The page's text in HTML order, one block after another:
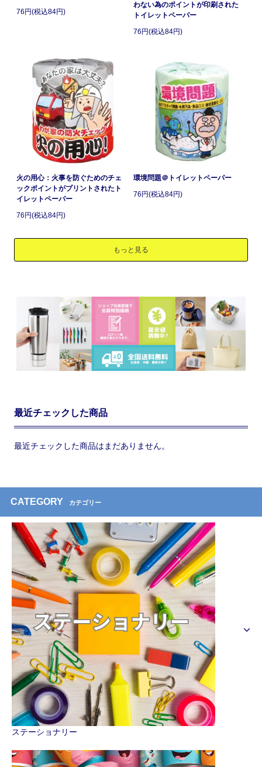
76円(税込84円)
わない為のポイントが印刷された
トイレットペーパー
76円(税込84円)
火の用心：火事を防ぐためのチェ
ックポイントがプリントされたト
イレットペーパー
76円(税込84円)
環境問題＠トイレットペーパー
76円(税込84円)
もっと見る
最近チェックした商品
最近チェックした商品はまだありません。
CATEGORY カテゴリー
ステーショナリー